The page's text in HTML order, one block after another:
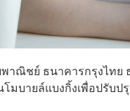
าณิชย์ ธนาคารกรุงไท
บายล์แบงกิ้งเพื่อปรับป